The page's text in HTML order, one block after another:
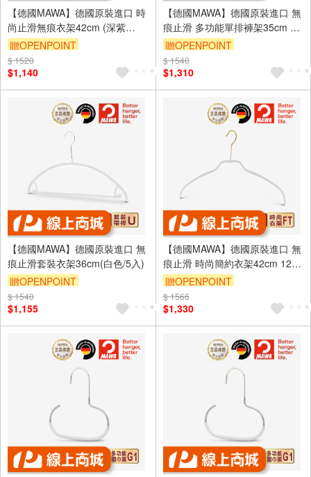
【德國MAWA】德國原裝進口 時
尚止滑無痕衣架42cm (深紫
色/10入)
贈OPENPOINT
$ 1520
$1,140
【德國MAWA】德國原裝進口 無
痕止滑 多功能單排褲架35cm 5
入/白
贈OPENPOINT
$ 1540
$1,310
【德國MAWA】德國原裝進口 無
痕止滑套裝衣架36cm(白色/5入)
贈OPENPOINT
$ 1540
$1,155
【德國MAWA】德國原裝進口 無
痕止滑 時尚簡約衣架42cm 12
入/金勾/白
贈OPENPOINT
$ 1566
$1,330